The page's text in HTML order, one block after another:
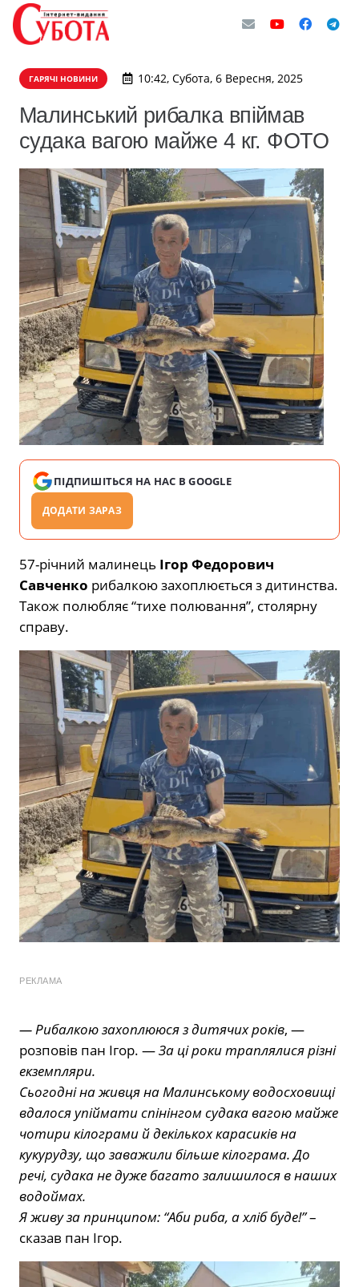
ГАРЯЧІ НОВИНИ 10:42, Субота, 6 Вересня, 2025
Малинський рибалка впіймав
судака вагою майже 4 кг. ФОТО
ПІДПИШІТЬСЯ НА НАС В GOOGLE
ДОДАТИ ЗАРАЗ
57-річний малинець Ігор Федорович
Савченко рибалкою захоплюється з дитинства.
Також полюбляє “тихе полювання”, столярну
справу.
РЕКЛАМА
— Рибалкою захоплююся з дитячих років, —
розповів пан Ігор. —За ці роки траплялися різні
екземпляри.
Сьогодні на живця на Малинському водосховищі
вдалося упіймати спінінгом судака вагою майже
чотири кілограми й декількох карасиків на
кукурудзу, що заважили більше кілограма. До
речі, судака не дуже багато залишилося в наших
водоймах.
Я живу за принципом: “Аби риба, а хліб буде!”–
сказав пан Ігор.